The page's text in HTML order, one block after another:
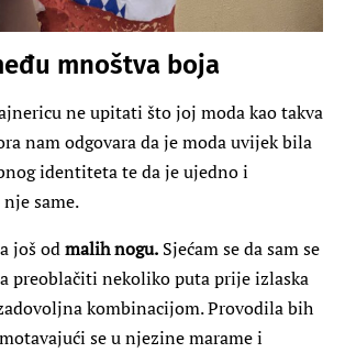
mnoštva boja
ne upitati što joj moda kao takva
nam odgovara da je moda uvijek bila
identiteta te da je ujedno i
same.
još odmalih nogu. Sjećam se da sam se
preoblačiti nekoliko puta prije izlaska
kombinacijom. Provodila bih
se u njezine marame i